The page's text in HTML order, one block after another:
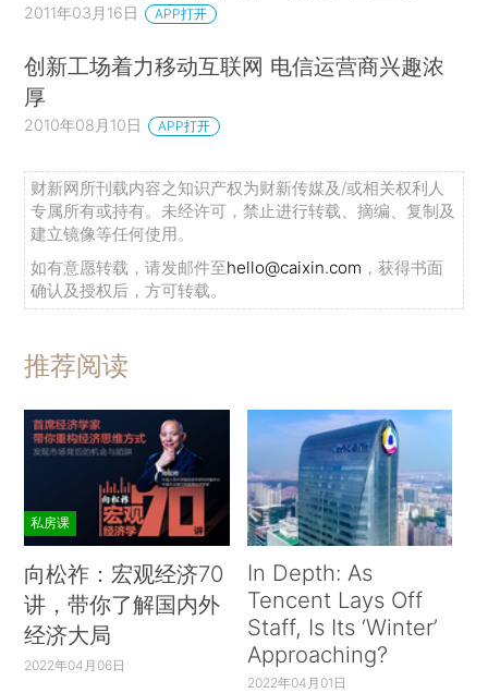
2011年03月16日 APP打开
创新工场着力移动互联网 电信运营商兴趣浓
厚
2010年08月10日 APP打开
财新网所刊载内容之知识产权为财新传媒及/或相关权利人
专属所有或持有。未经许可，禁止进行转载、摘编、复制及
建立镜像等任何使用。
如有意愿转载，请发邮件至hello@caixin.com ，获得书面
确认及授权后，方可转载。
推荐阅读
私房课
向松祚：宏观经济70
讲，带你了解国内外
经济大局
2022年04月06日
In Depth: As
Tencent Lays Off
Staff, Is Its ‘Winter’
Approaching?
2022年04月01日